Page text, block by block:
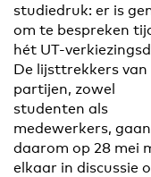
studiedruk: er is
om te bespreken
hét UT-
De lijsttrekkers van
partijen, zowel
studenten als
medewerkers, gaan
daarom op 28 mei
elkaar in discussie